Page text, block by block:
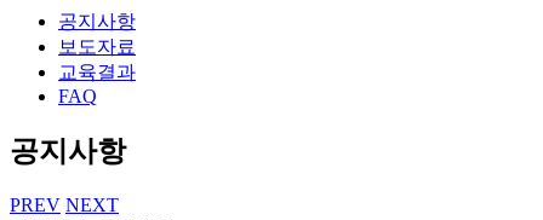
공지사항
보도자료
교육결과
FAQ
공지사항
PREV NEXT